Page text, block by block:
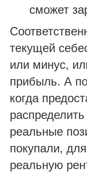
сможет
текущей
или минус,
прибыль. А
когда
реальные
покупали,
реальную